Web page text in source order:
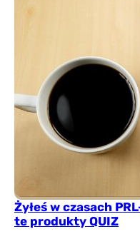
Żyłeś w czasach
te produkty QUIZ